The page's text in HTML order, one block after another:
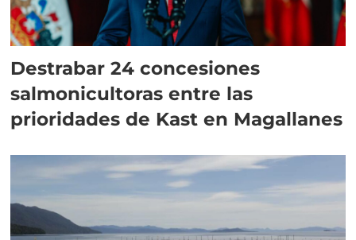
Destrabar 24 concesiones
salmonicultoras entre las
prioridades de Kast en Magallanes